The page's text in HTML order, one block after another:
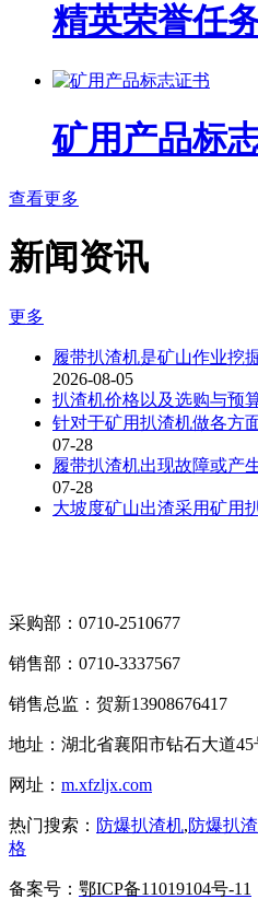
精英荣誉任
矿用产品标
查看更多
新闻资讯
更多
履带扒渣机是矿山作业挖
2026-08-05
扒渣机价格以及选购与预
针对于矿用扒渣机做各方
07-28
履带扒渣机出现故障或产
07-28
大坡度矿山出渣采用矿用
采购部：0710-2510677
销售部：0710-3337567
销售总监：贺新13908676417
地址：湖北省襄阳市钻石大道
网址： m.xfzljx.com
热门搜索： 防爆扒渣机,防爆扒
格
备案号： 鄂ICP备11019104号-11